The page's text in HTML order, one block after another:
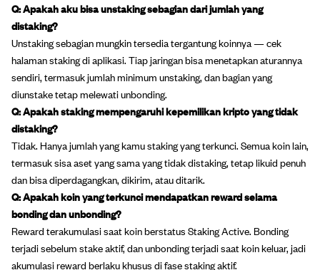
Q: Apakah aku bisa unstaking sebagian dari jumlah yang
distaking?
Unstaking sebagian mungkin tersedia tergantung koinnya — cek
halaman staking di aplikasi. Tiap jaringan bisa menetapkan aturannya
sendiri, termasuk jumlah minimum unstaking, dan bagian yang
diunstake tetap melewati unbonding.
Q: Apakah staking mempengaruhi kepemilikan kripto yang tidak
distaking?
Tidak. Hanya jumlah yang kamu staking yang terkunci. Semua koin lain,
termasuk sisa aset yang sama yang tidak distaking, tetap likuid penuh
dan bisa diperdagangkan, dikirim, atau ditarik.
Q: Apakah koin yang terkunci mendapatkan reward selama
bonding dan unbonding?
Reward terakumulasi saat koin berstatus Staking Active. Bonding
terjadi sebelum stake aktif, dan unbonding terjadi saat koin keluar, jadi
akumulasi reward berlaku khusus di fase staking aktif.